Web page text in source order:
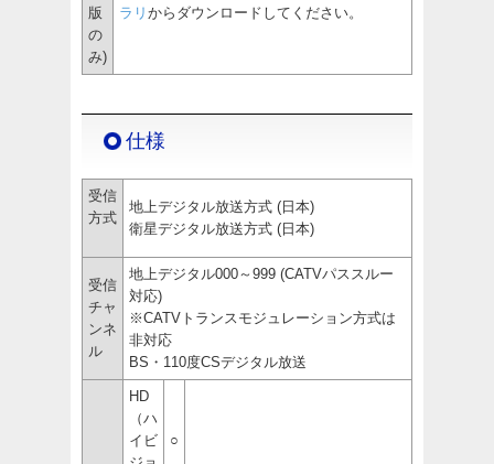
版
の
み)
ラリ からダウンロードしてください。
仕様
受信
方式
地上デジタル放送方式 (日本)
衛星デジタル放送方式 (日本)
受信
チャ
ンネ
ル
地上デジタル000～999 (CATVパススルー
対応)
※CATVトランスモジュレーション方式は
非対応
BS・110度CSデジタル放送
HD
（ハ
イビ
○